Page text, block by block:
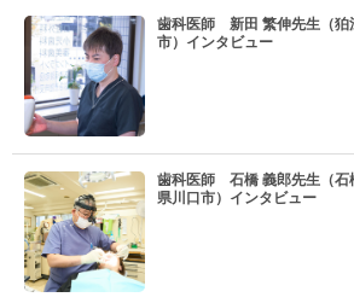
歯科医師 新田 繁伸先生（狛
市）インタビュー
歯科医師 石橋 義郎先生（石
県川口市）インタビュー